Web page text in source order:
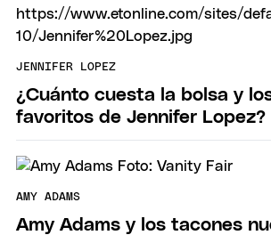
JENNIFER LOPEZ
¿Cuánto cuesta la bolsa y
favoritos de Jennifer Lopez?
AMY ADAMS
Amy Adams y los tacones